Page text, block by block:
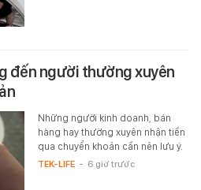
đến người thường xuyên
Những người kinh doanh, bán
hàng hay thường xuyên nhận tiền
qua chuyển khoản cần nên lưu ý.
TEK-LIFE - 6 giờ trước